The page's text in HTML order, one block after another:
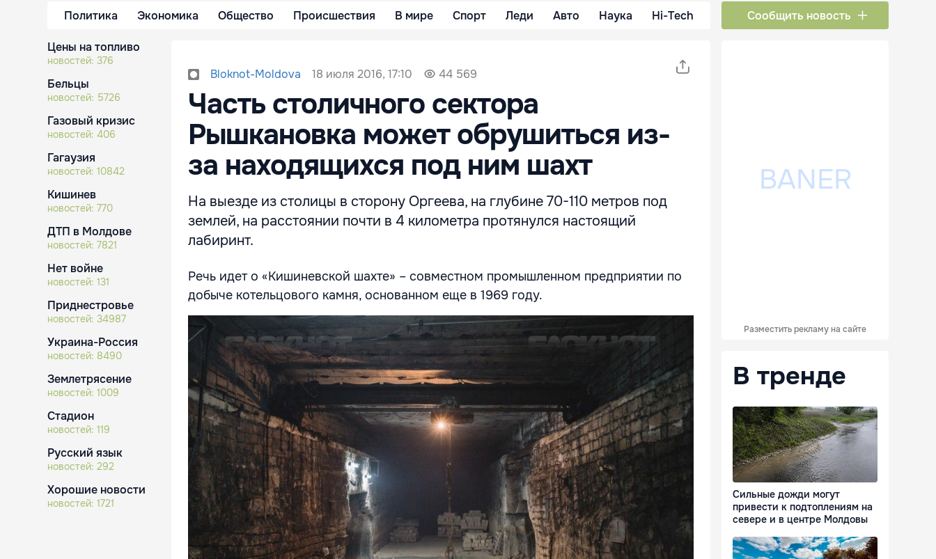
Политика Экономика Общество Происшествия В мире Спорт Леди Авто Наука Hi-Tech Сообщить новость
Цены на топливо
новостей: 376
Бельцы
новостей: 5726
Газовый кризис
новостей: 406
Гагаузия
новостей: 10842
Кишинев
новостей: 770
ДТП в Молдове
новостей: 7821
Нет войне
новостей: 131
Приднестровье
новостей: 34987
Украина-Россия
новостей: 8490
Землетрясение
новостей: 1009
Стадион
новостей: 119
Русский язык
новостей: 292
Хорошие новости
новостей: 1721
Bloknot-Moldova 18 июля 2016, 17:10 44 569
Часть столичного сектора
Рышкановка может обрушиться из-
за находящихся под ним шахт
На выезде из столицы в сторону Оргеева, на глубине 70-110 метров под
землей, на расстоянии почти в 4 километра протянулся настоящий
лабиринт.
Речь идет о «Кишиневской шахте» – совместном промышленном предприятии по
добыче котельцового камня, основанном еще в 1969 году.
Разместить рекламу на сайте
В тренде
Сильные дожди могут
привести к подтоплениям на
севере и в центре Молдовы